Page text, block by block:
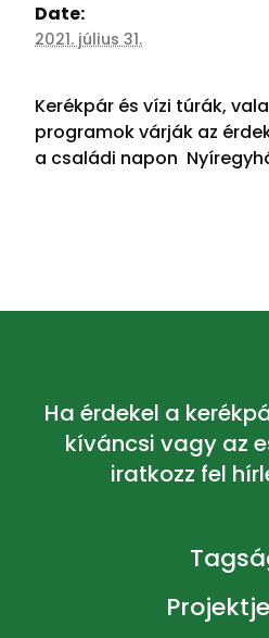
Date:
2021. július 31.
Kerékpár és vízi túrák,
programok várják az
a családi napon
Ha érdekel a
kíváncsi vagy az
iratkozz fel